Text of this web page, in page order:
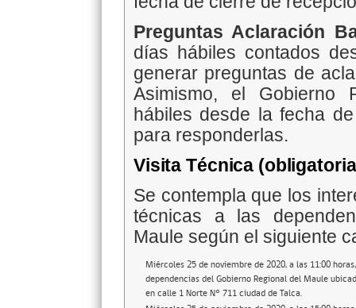
Preguntas Aclaración
días hábiles contados
generar preguntas de
Asimismo, el Gobierno
hábiles desde la fecha
para responderlas.
Visita Técnica
Se contempla que los
técnicas a las
Maule según el siguiente
Miércoles 25 de noviembre de 2020, a las 11:00
dependencias del Gobierno Regional del Maule
en calle 1 Norte N° 711 ciudad de Talca.